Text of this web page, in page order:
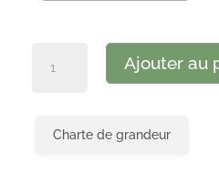
manches
Ajouter au
Charte de grandeur